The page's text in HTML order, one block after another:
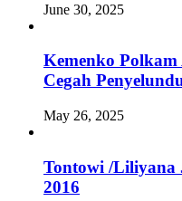
June 30, 2025
Kemenko Polkam
Cegah
May 26, 2025
Tontowi /Liliyana
2016